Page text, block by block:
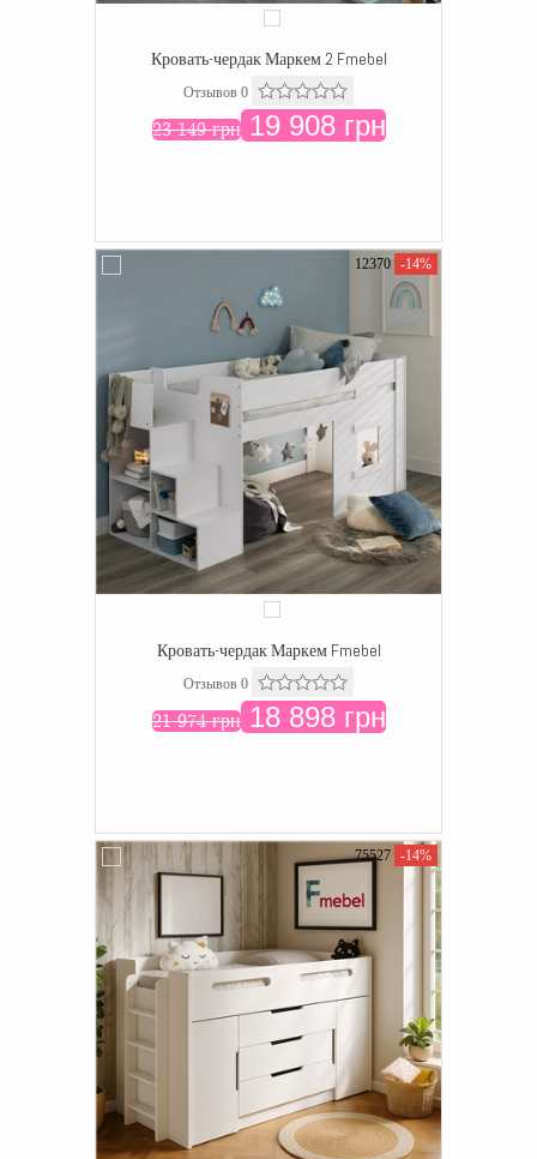
Кровать-чердак Маркем 2 Fmebel
Отзывов 0
23 149 грн19 908 грн
12370 -14%
Кровать-чердак Маркем Fmebel
Отзывов 0
21 974 грн18 898 грн
75527 -14%